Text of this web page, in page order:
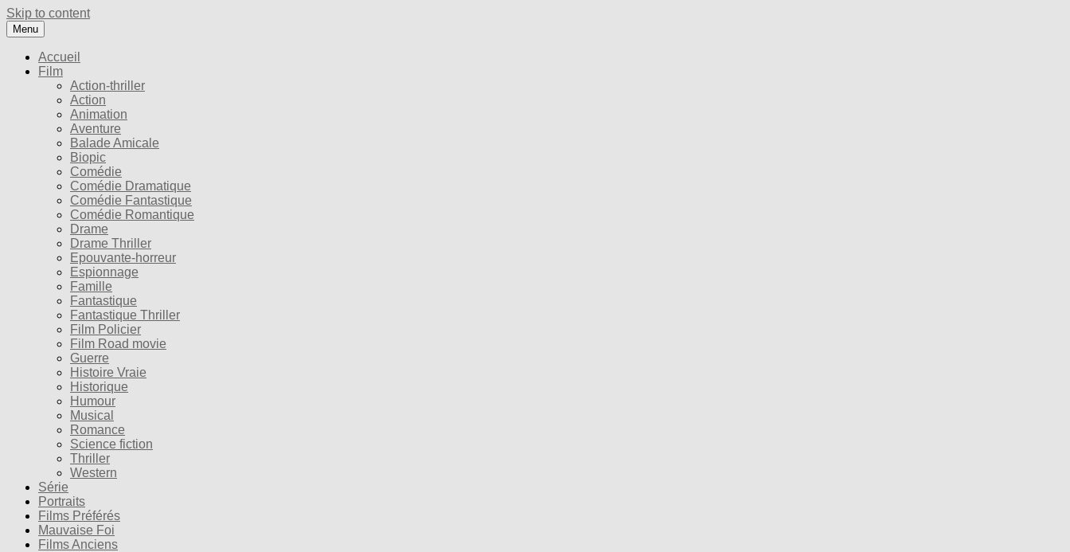
Skip to content
Menu
Accueil
Film
Action-thriller
Action
Animation
Aventure
Balade Amicale
Biopic
Comédie
Comédie Dramatique
Comédie Fantastique
Comédie Romantique
Drame
Drame Thriller
Epouvante-horreur
Espionnage
Famille
Fantastique
Fantastique Thriller
Film Policier
Film Road movie
Guerre
Histoire Vraie
Historique
Humour
Musical
Romance
Science fiction
Thriller
Western
Série
Portraits
Films Préférés
Mauvaise Foi
Films Anciens